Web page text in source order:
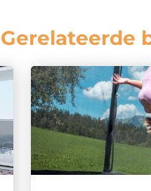
Gerelateerde